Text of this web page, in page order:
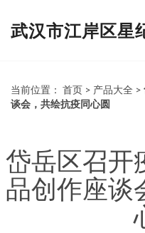
武汉市江岸区星
当前位置： 首页 > 产品大全 >
谈会，共绘抗疫同心圆
岱岳区召开
品创作座谈